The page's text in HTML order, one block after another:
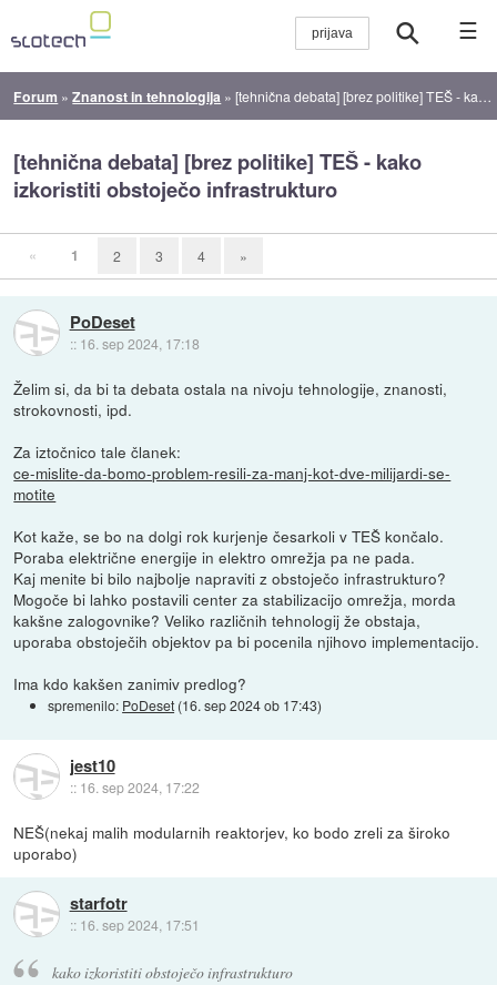
☰
Forum »Znanost in tehnologija »[tehnična debata] [brez politike] TEŠ - kako izkoristiti obstoječo infrastrukturo
[tehnična debata] [brez politike] TEŠ - kako
izkoristiti obstoječo infrastrukturo
« 1 2 3 4 »
PoDeset
:: 16. sep 2024, 17:18
Želim si, da bi ta debata ostala na nivoju tehnologije, znanosti,
strokovnosti, ipd.
Za iztočnico tale članek:
ce-mislite-da-bomo-problem-resili-za-manj-kot-dve-milijardi-se-
motite
Kot kaže, se bo na dolgi rok kurjenje česarkoli v TEŠ končalo.
Poraba električne energije in elektro omrežja pa ne pada.
Kaj menite bi bilo najbolje napraviti z obstoječo infrastrukturo?
Mogoče bi lahko postavili center za stabilizacijo omrežja, morda
kakšne zalogovnike? Veliko različnih tehnologij že obstaja,
uporaba obstoječih objektov pa bi pocenila njihovo implementacijo.
Ima kdo kakšen zanimiv predlog?
spremenilo: PoDeset (16. sep 2024 ob 17:43)
jest10
:: 16. sep 2024, 17:22
NEŠ(nekaj malih modularnih reaktorjev, ko bodo zreli za široko
uporabo)
starfotr
:: 16. sep 2024, 17:51
kako izkoristiti obstoječo infrastrukturo